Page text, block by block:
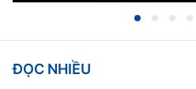
ĐỌC NHIỀU